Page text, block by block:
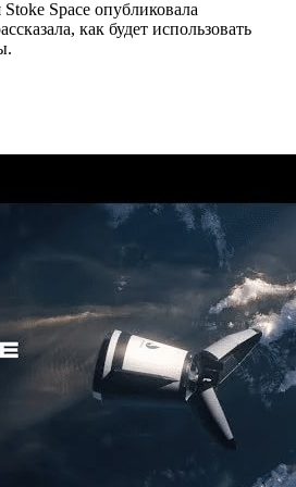
Space опубликовала
как будет использовать